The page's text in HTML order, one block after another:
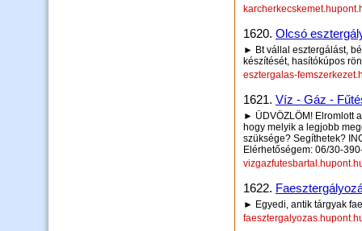
1620. Olcsó
► Bt vállal esztergálást,
készítését, hasítókúpos
esztergalas-
1621. Víz - Gáz -
► ÜDVÖZLÖM! Elromlott
hogy melyik a legjobb
szüksége? Segíthetek?
Elérhetőségem: 06/30-
1622.
► Egyedi, antik tárgyak